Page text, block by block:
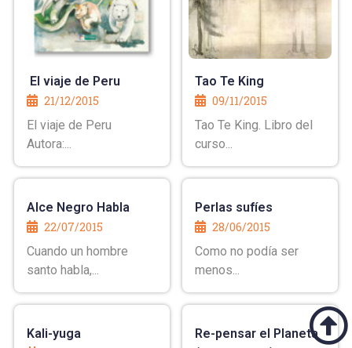
El viaje de Peru
21/12/2015
El viaje de Peru
Autora:...
Tao Te King
09/11/2015
Tao Te King. Libro del
curso...
Alce Negro Habla
22/07/2015
Cuando un hombre
santo habla,...
Perlas sufíes
28/06/2015
Como no podía ser
menos...
Kali-yuga
Re-pensar el Planeta